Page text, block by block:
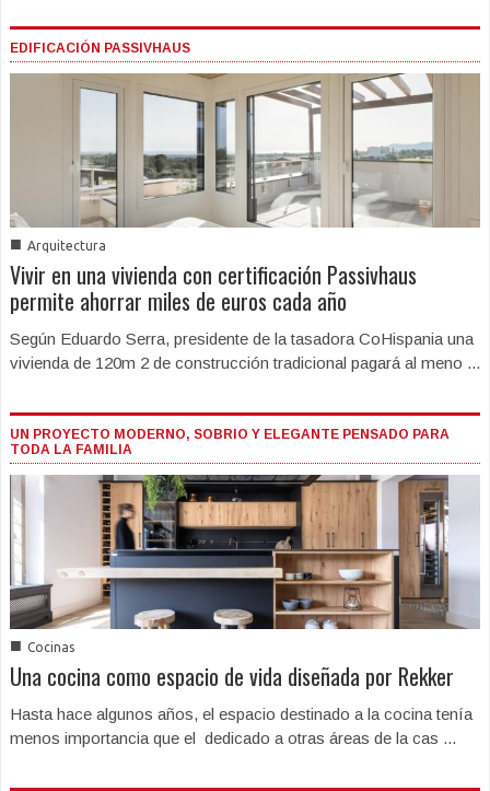
EDIFICACIÓN PASSIVHAUS
■ Arquitectura
Vivir en una vivienda con certificación Passivhaus
permite ahorrar miles de euros cada año
Según Eduardo Serra, presidente de la tasadora CoHispania una
vivienda de 120m 2 de construcción tradicional pagará al meno ...
UN PROYECTO MODERNO, SOBRIO Y ELEGANTE PENSADO PARA
TODA LA FAMILIA
■ Cocinas
Una cocina como espacio de vida diseñada por Rekker
Hasta hace algunos años, el espacio destinado a la cocina tenía
menos importancia que el dedicado a otras áreas de la cas ...